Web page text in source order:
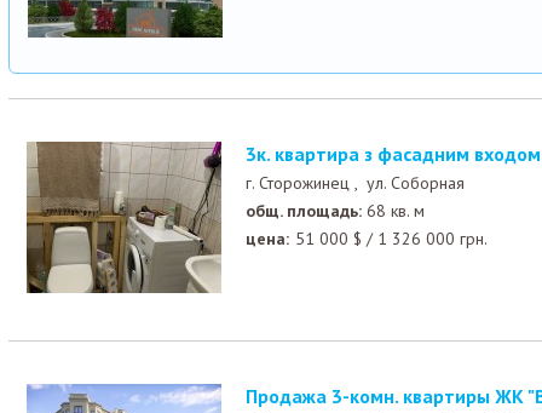
3к. квартира з фасадним входом
г. Сторожинец , ул. Соборная
общ. площадь: 68 кв. м
цена: 51 000 $ / 1 326 000 грн.
Продажа 3-комн. квартиры ЖК